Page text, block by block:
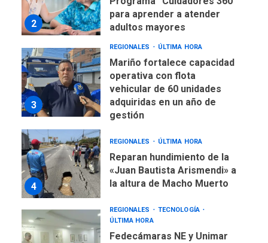
2
para aprender a atender
adultos mayores
3
REGIONALES ÚLTIMA HORA
Mariño fortalece capacidad
operativa con flota
vehicular de 60 unidades
adquiridas en un año de
gestión
4
REGIONALES ÚLTIMA HORA
Reparan hundimiento de la
«Juan Bautista Arismendi» a
la altura de Macho Muerto
REGIONALES
TECNOLOGÍA
ÚLTIMA HORA
Fedecámaras NE y Unimar